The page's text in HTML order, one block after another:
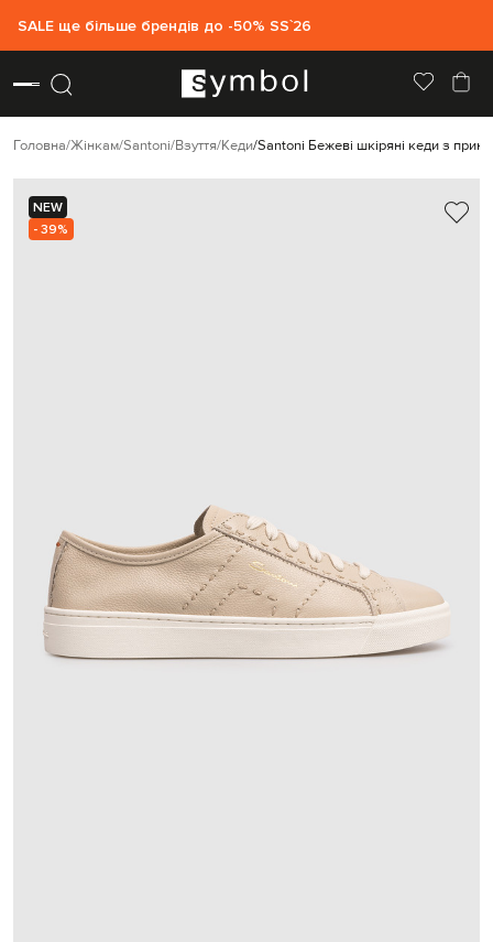
SALE ще більше брендів до -50% SS`26
Головна Жінкам Santoni Взуття Кеди Santoni Бежеві шкіряні кеди з
NEW
- 39%